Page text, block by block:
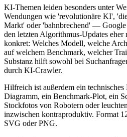
KI-Themen leiden besonders unter
Wendungen wie 'revolutionäre KI',
Markt' oder 'bahnbrechend' —
den letzten Algorithmus-Updates eher
konkret: Welches Modell, welche
auf welchem Benchmark, welcher
Substanz hilft sowohl bei
durch KI-Crawler.
Hilfreich ist außerdem ein
Diagramm, ein Benchmark-Plot, ein
Stockfotos von Robotern oder
inzwischen kontraproduktiv. Format
SVG oder PNG.